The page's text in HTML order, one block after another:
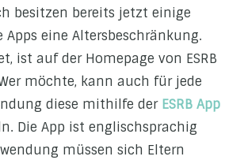
besitzen bereits jetzt einige
eine Altersbeschränkung.
ist auf der Homepage von ESRB
möchte, kann auch für jede
diese mithilfe der ESRB App
Die App ist englischsprachig
müssen sich Eltern